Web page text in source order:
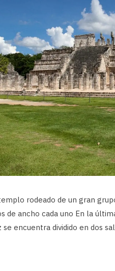
rodeado de un gran
de ancho cada uno En la
se encuentra dividido en dos